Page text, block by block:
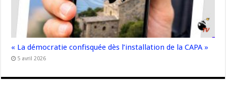
« La démocratie confisquée dès l’installation de la CAPA »
5 avril 2026